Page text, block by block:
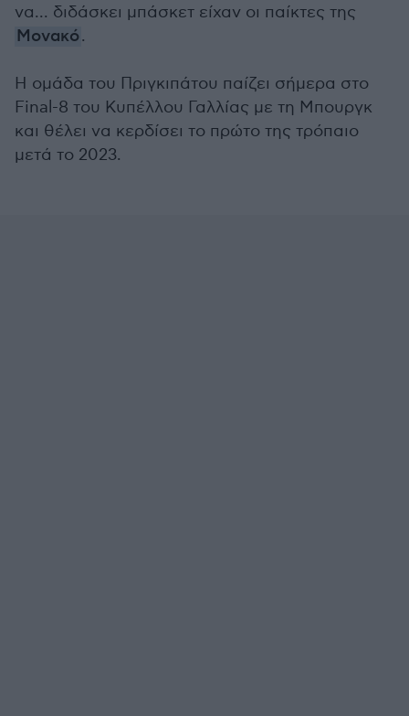
να... διδάσκει μπάσκετ είχαν οι παίκτες της
Μονακό.
Η ομάδα του Πριγκιπάτου παίζει σήμερα στο
Final-8 του Κυπέλλου Γαλλίας με τη Μπουργκ
και θέλει να κερδίσει το πρώτο της τρόπαιο
μετά το 2023.